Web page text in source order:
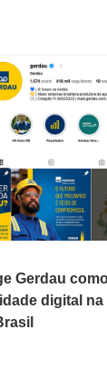
Gerdau
digital